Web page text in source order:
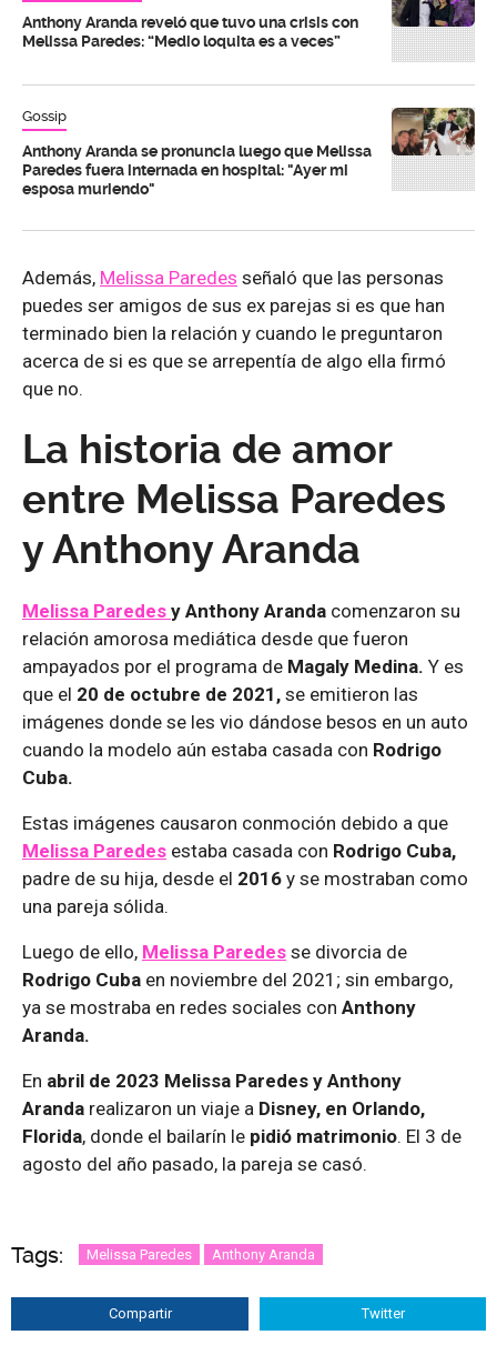
Anthony Aranda reveló que tuvo una crisis con
Melissa Paredes: “Medio loquita es a veces”
Gossip
Anthony Aranda se pronuncia luego que Melissa
Paredes fuera internada en hospital: "Ayer mi
esposa muriendo"
Además, Melissa Paredes señaló que las personas
puedes ser amigos de sus ex parejas si es que han
terminado bien la relación y cuando le preguntaron
acerca de si es que se arrepentía de algo ella firmó
que no.
La historia de amor
entre Melissa Paredes
y Anthony Aranda
Melissa Paredes y Anthony Aranda comenzaron su
relación amorosa mediática desde que fueron
ampayados por el programa de Magaly Medina. Y es
que el 20 de octubre de 2021, se emitieron las
imágenes donde se les vio dándose besos en un auto
cuando la modelo aún estaba casada con Rodrigo
Cuba.
Estas imágenes causaron conmoción debido a que
Melissa Paredes estaba casada con Rodrigo Cuba,
padre de su hija, desde el 2016 y se mostraban como
una pareja sólida.
Luego de ello, Melissa Paredes se divorcia de
Rodrigo Cuba en noviembre del 2021; sin embargo,
ya se mostraba en redes sociales con Anthony
Aranda.
En abril de 2023 Melissa Paredes y Anthony
Aranda realizaron un viaje a Disney, en Orlando,
Florida, donde el bailarín le pidió matrimonio. El 3 de
agosto del año pasado, la pareja se casó.
Tags: Melissa Paredes Anthony Aranda
Compartir Twitter